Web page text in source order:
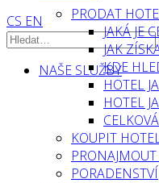
CS EN
NAŠE SLUŽBY
PRODAT
JAKÁ JE
JAK
KDE
HOTEL
HOTEL
KOUPIT
PORADENSTVÍ